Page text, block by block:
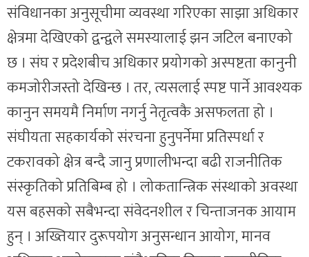
संविधानका अनुसूचीमा व्यवस्था गरिएका साझा अधिकार
क्षेत्रमा देखिएको द्वन्द्वले समस्यालाई झन जटिल बनाएको
छ । संघ र प्रदेशबीच अधिकार प्रयोगको अस्पष्टता कानुनी
कमजोरीजस्तो देखिन्छ । तर, त्यसलाई स्पष्ट पार्ने आवश्यक
कानुन समयमै निर्माण नगर्नु नेतृत्वकै असफलता हो ।
संघीयता सहकार्यको संरचना हुनुपर्नेमा प्रतिस्पर्धा र
टकरावको क्षेत्र बन्दै जानु प्रणालीभन्दा बढी राजनीतिक
संस्कृतिको प्रतिबिम्ब हो । लोकतान्त्रिक संस्थाको अवस्था
यस बहसको सबैभन्दा संवेदनशील र चिन्ताजनक आयाम
हुन् । अख्तियार दुरूपयोग अनुसन्धान आयोग, मानव